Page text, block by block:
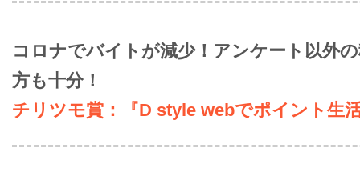
コロナでバイトが減少！アンケート以外
方も十分！
チリツモ賞：『D style webでポイント生